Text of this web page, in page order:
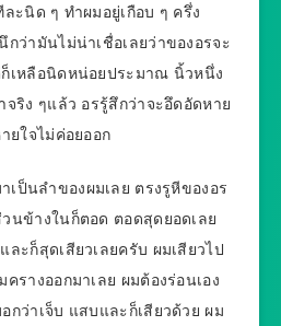
ะนิด ๆ ทำผมอยู่เกือบ ๆ ครึ่ง
ว่ามันไม่น่าเชื่อเลยว่าของอรจะ
เหลือนิดหน่อยประมาณ นิ้วหนึ่ง
จริง ๆแล้ว อรรู้สึกว่าจะอึดอัดหาย
ยใจไม่ค่อยออก
ป็นลำของผมเลย ตรงรูหีของอร
นข้างในก็ตอด ตอดสุดยอดเลย
ะก็สุดเสียวเลยครับ ผมเสียวไป
รางออกมาเลย ผมต้องร่อนเอง
กว่าเจ็บ แสบและก็เสียวด้วย ผม